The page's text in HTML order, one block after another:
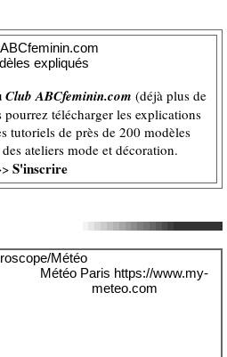
Club ABCfeminin.com (déjà plus de
télécharger les explications
tutoriels de près de 200 modèles
ateliers mode et décoration.
S'inscrire
Météo Paris https://www.my-
meteo.com